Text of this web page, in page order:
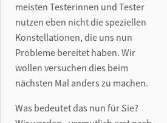
meisten Testerinnen und Tester
nutzen eben nicht die speziellen
Konstellationen, die uns nun
Probleme bereitet haben. Wir
wollen versuchen dies beim
nächsten Mal anders zu machen.
Was bedeutet das nun für Sie?